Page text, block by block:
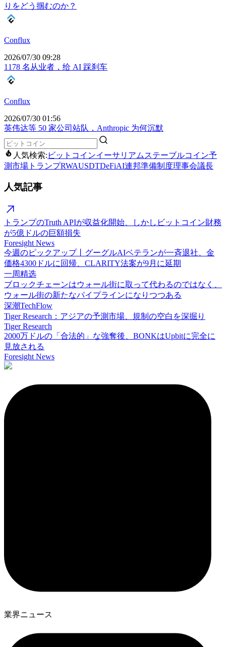
りをどう掴むのか？
Conflux
2026/07/30 09:28
1178 名从业者，给 AI 踩刹车
Conflux
2026/07/30 01:56
英伟达等 50 家公司站队，Anthropic 为何沉默
人気検索: ビットコインイーサリアム ステーブルコイン予
測市場 トランプRWAUSDTDeFiAI連邦準備制度理事会議長
人気記事
トランプのTruth APIが収益化開始、しかしビットコイン財務
が5億ドルの巨額損失
Foresight News
今週のピックアップ丨グーグルAIベテランが一斉退社、金
価格4300ドルに回帰、CLARITY法案が9月に延期
一周精选
ブロックチェーンはウォール街に取って代わるのではなく、
ウォール街の新たなパイプラインになりつつある
深潮TechFlow
Tiger Research：アジアの予測市場、規制の空白を深掘り
Tiger Research
2000万ドルの「合法的」な強奪後、BONKはUpbitに完全に
見放される
Foresight News
業界ニュース